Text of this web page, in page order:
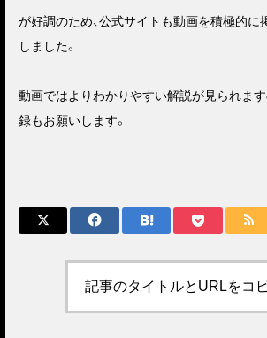
が好調のため、公式サイトも動画を積極的に
しました。
動画ではよりわかりやすい解説が見られます
録もお願いします。
記事のタイトルとURLをコ